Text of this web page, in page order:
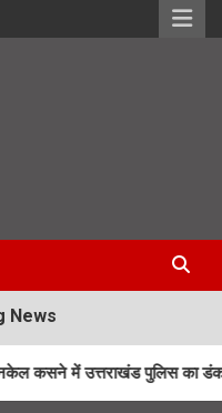
News
पुलिस का डंका Flying